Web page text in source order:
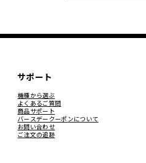
サポート
機種から選ぶ
よくあるご質問
商品サポート
バースデークーポンについて
お問い合わせ
ご注文の追跡